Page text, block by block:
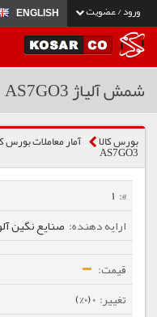
ورود / عضویت ENGLISH
شمش آلیاژ AS7GO3
بورس کالا آمار معاملات بورس
AS7GO3
1
صنایع نگین
0 (0%)